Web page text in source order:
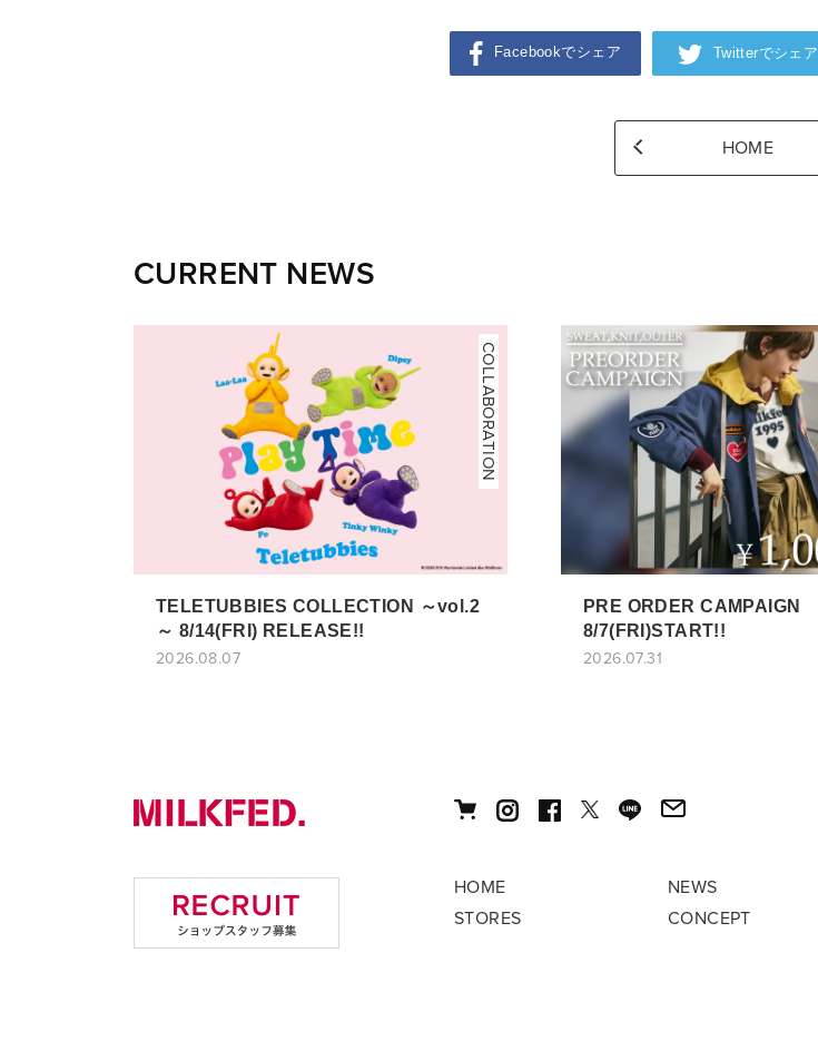
Facebookでシェア Twitterでシェア
HOME
CURRENT NEWS
COLLABORATION
TELETUBBIES COLLECTION ～vol.2
～ 8/14(FRI) RELEASE!!
2026.08.07
PRE ORDER CAMPAIGN
8/7(FRI)START!!
2026.07.31
HOME NEWS
STORES
CONCEPT